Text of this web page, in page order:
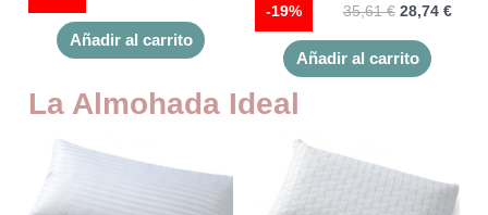
Añadir al carrito
producto
35,61€ 28,74 €
-19%
Añadir al carrito
de
La Almohada Ideal
tiene